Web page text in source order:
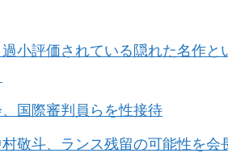
小評価されている隠れた名作と
国際審判員らを性接待
敬斗、ランス残留の可能性を会